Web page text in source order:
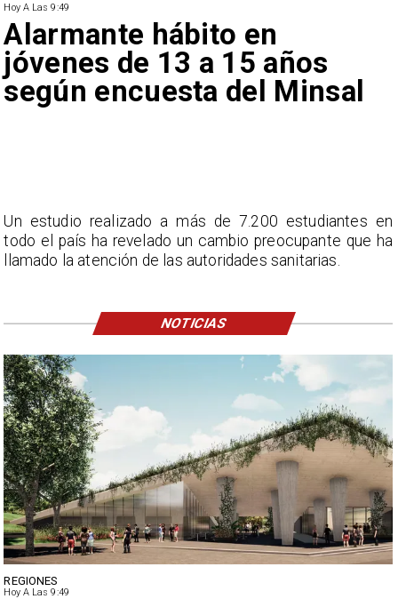
DEPORTES
Hoy A Las 9:49
Hoy A Las 9:49
Alarmante hábito en
jóvenes de 13 a 15 años
según encuesta del Minsal
Un estudio realizado a más de 7.200 estudiantes en
todo el país ha revelado un cambio preocupante que ha
llamado la atención de las autoridades sanitarias.
NOTICIAS